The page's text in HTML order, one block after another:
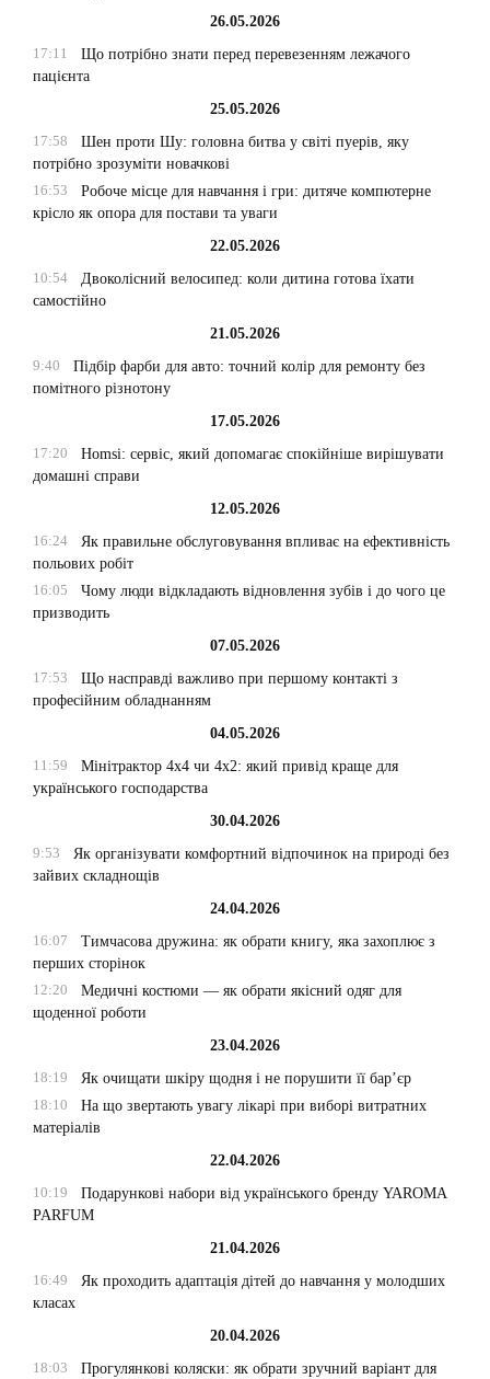
26.05.2026
17:11
Що потрібно знати перед перевезенням лежачого
пацієнта
25.05.2026
17:58
Шен проти Шу: головна битва у світі пуерів, яку
потрібно зрозуміти новачкові
16:53
Робоче місце для навчання і гри: дитяче компютерне
крісло як опора для постави та уваги
22.05.2026
10:54
Двоколісний велосипед: коли дитина готова їхати
самостійно
21.05.2026
9:40
Підбір фарби для авто: точний колір для ремонту без
помітного різнотону
17.05.2026
17:20
Homsi: сервіс, який допомагає спокійніше вирішувати
домашні справи
12.05.2026
16:24
Як правильне обслуговування впливає на ефективність
польових робіт
16:05
Чому люди відкладають відновлення зубів і до чого це
призводить
07.05.2026
17:53
Що насправді важливо при першому контакті з
професійним обладнанням
04.05.2026
11:59
Мінітрактор 4х4 чи 4х2: який привід краще для
українського господарства
30.04.2026
9:53
Як організувати комфортний відпочинок на природі без
зайвих складнощів
24.04.2026
16:07
Тимчасова дружина: як обрати книгу, яка захоплює з
перших сторінок
12:20
Медичні костюми — як обрати якісний одяг для
щоденної роботи
23.04.2026
18:19
Як очищати шкіру щодня і не порушити її бар’єр
18:10
На що звертають увагу лікарі при виборі витратних
матеріалів
22.04.2026
10:19
Подарункові набори від українського бренду YAROMA
PARFUM
21.04.2026
16:49
Як проходить адаптація дітей до навчання у молодших
класах
20.04.2026
18:03
Прогулянкові коляски: як обрати зручний варіант для